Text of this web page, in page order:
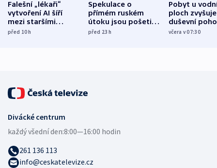
Falešní „lékaři“
vytvoření AI šíří
mezi staršími
Poláky nebezpečné
před 10h
Spekulace o
přímém ruském
útoku jsou pošetilé,
míní estonský
před 23h
Pobyt u
ploch zvyšuje
duševní
ukázala
včera v 07:30
Divácké centrum
každý všední den:8:00—16:00 hodin
261 136 113
info@ceskatelevize.cz